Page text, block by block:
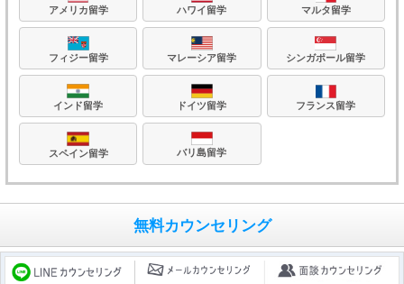
アメリカ留学 ハワイ留学 マルタ留学
フィジー留学 マレーシア留学 シンガポール留学
インド留学 ドイツ留学 フランス留学
スペイン留学 バリ島留学
無料カウンセリング